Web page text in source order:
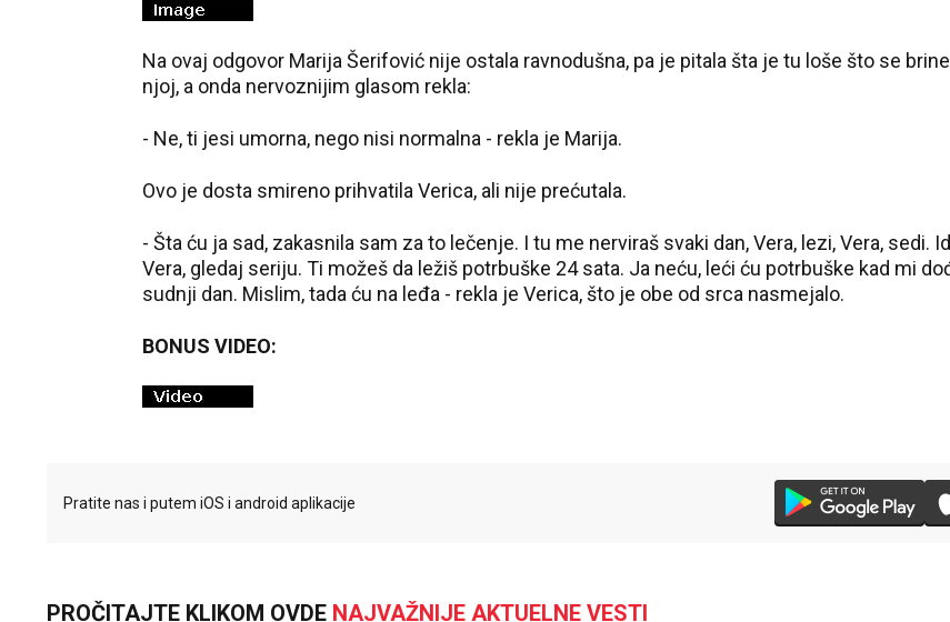
Na ovaj odgovor Marija Šerifović nije ostala ravnodušna, pa je pitala šta je tu loše što se
njoj, a onda nervoznijim glasom rekla:
- Ne, ti jesi umorna, nego nisi normalna - rekla je Marija.
Ovo je dosta smireno prihvatila Verica, ali nije prećutala.
- Šta ću ja sad, zakasnila sam za to lečenje. I tu me nerviraš svaki dan, Vera, lezi, Vera, sedi.
Vera, gledaj seriju. Ti možeš da ležiš potrbuške 24 sata. Ja neću, leći ću potrbuške kad mi
sudnji dan. Mislim, tada ću na leđa - rekla je Verica, što je obe od srca nasmejalo.
BONUS VIDEO:
Pratite nas i putem iOS i android aplikacije
PROČITAJTE KLIKOM OVDE NAJVAŽNIJE AKTUELNE VESTI